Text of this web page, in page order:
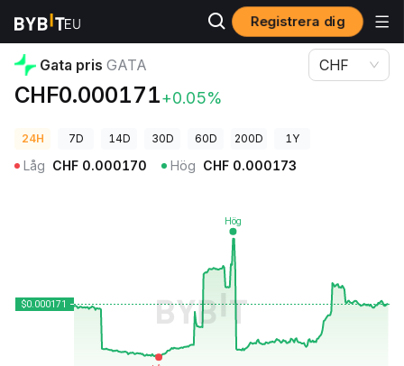
Registrera dig
Kryptopriser
Gata pris GATA
CHF0.000171+0.05%
CHF
24H 7D 14D 30D 60D 200D 1Y
Låg CHF 0.000170 Hög CHF 0.000173